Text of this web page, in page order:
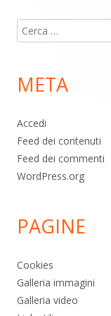
piè
pagina
Ricerca
per:
META
Accedi
Feed dei contenuti
Feed dei commenti
WordPress.org
PAGINE
Cookies
Galleria immagini
Galleria video